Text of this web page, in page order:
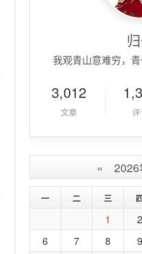
我观青山意难穷，青
3,012
文章 评
« 2026
一 二 三
1 2
6
7 8 9